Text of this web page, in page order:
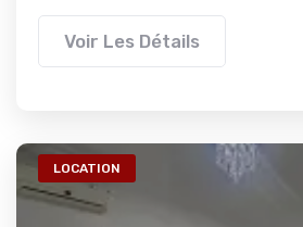
Voir Les Détails
LOCATION